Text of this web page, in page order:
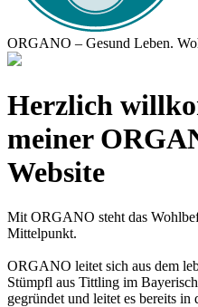
ORGANO – Gesund Leben.
Herzlich
meiner
Website
Mit ORGANO steht das
Mittelpunkt.
ORGANO leitet sich aus dem
Stümpfl aus Tittling im
gegründet und leitet es bereits in